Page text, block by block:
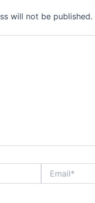
will not be published.